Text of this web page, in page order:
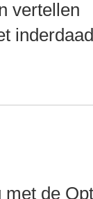
vertellen
met de